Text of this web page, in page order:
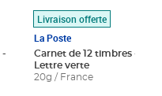
-
Livraison offerte
La Poste
Carnet de 12 timbres - Le
Lettre verte
20g / France